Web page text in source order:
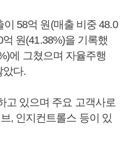
58억 원(매출 비중 48.0
원(41.38%)을 기록했
에 그쳤으며 자율주행
았다.
고 있으며 주요 고객사로
, 인지컨트롤스 등이 있